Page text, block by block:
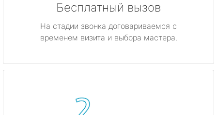
Бесплатный вызов
На стадии звонка договариваемся с
временем визита и выбора мастера.